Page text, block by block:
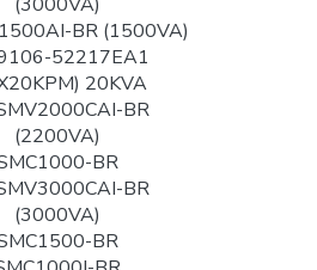
BR (1500VA)
52217EA1
20KVA
BR
(2200VA)
BR
BR
(3000VA)
BR